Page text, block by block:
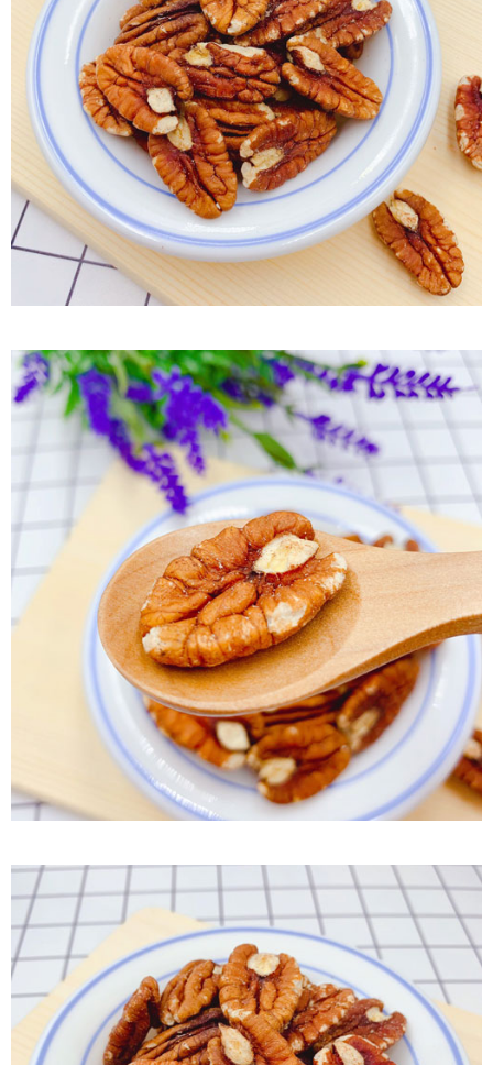
7-11取貨付款
每筆NT$60，滿NT$799(含以上)免運費
付款後7-11取貨
每筆NT$60，滿NT$799(含以上)免運費
宅配到家
每筆NT$150，滿NT$1,399(含以上)免運費
澎湖金門馬祖宅配到家
每筆NT$250
付款後門市自取